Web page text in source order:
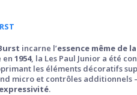
incarne l’essence même de
en 1954, la Les Paul Junior a été
les éléments décoratifs
micro et contrôles additionnels
.